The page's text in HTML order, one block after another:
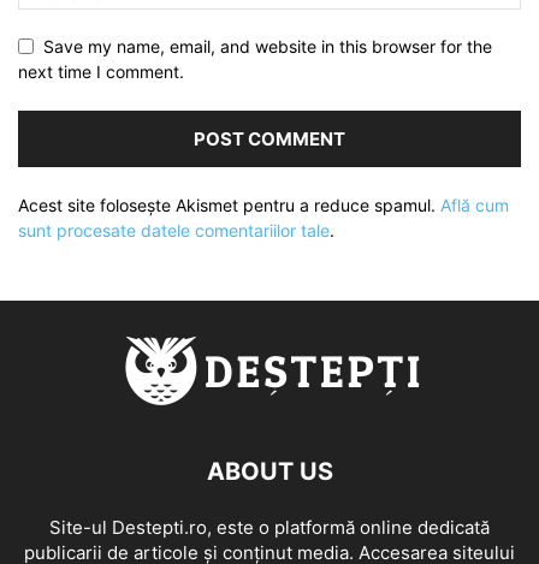
Save my name, email, and website in this browser for the
next time I comment.
Acest site folosește Akismet pentru a reduce spamul. Află cum
sunt procesate datele comentariilor tale.
ABOUT US
Site-ul Destepti.ro, este o platformă online dedicată
publicarii de articole și conținut media. Accesarea siteului